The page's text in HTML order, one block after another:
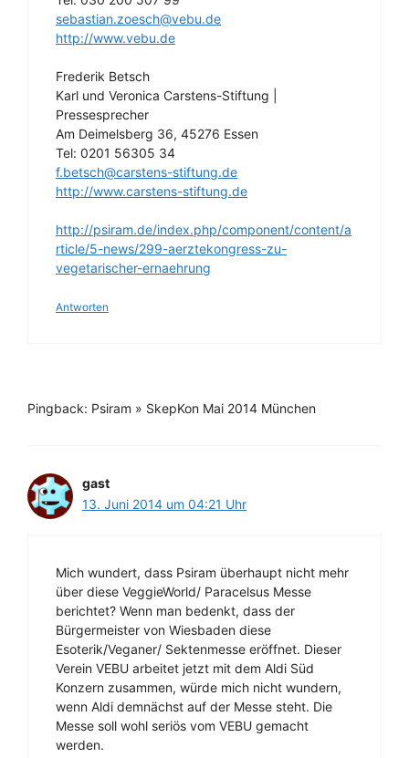
sebastian.zoesch@vebu.de
http://www.vebu.de
Frederik Betsch
Karl und Veronica Carstens-Stiftung |
Pressesprecher
Am Deimelsberg 36, 45276 Essen
Tel: 0201 56305 34
f.betsch@carstens-stiftung.de
http://www.carstens-stiftung.de
http://psiram.de/index.php/component/content/a
rticle/5-news/299-aerztekongress-zu-
vegetarischer-ernaehrung
Antworten
Pingback: Psiram » SkepKon Mai 2014 München
gast
13. Juni 2014 um 04:21 Uhr
Mich wundert, dass Psiram überhaupt nicht mehr
über diese VeggieWorld/ Paracelsus Messe
berichtet? Wenn man bedenkt, dass der
Bürgermeister von Wiesbaden diese
Esoterik/Veganer/ Sektenmesse eröffnet. Dieser
Verein VEBU arbeitet jetzt mit dem Aldi Süd
Konzern zusammen, würde mich nicht wundern,
wenn Aldi demnächst auf der Messe steht. Die
Messe soll wohl seriös vom VEBU gemacht
werden.